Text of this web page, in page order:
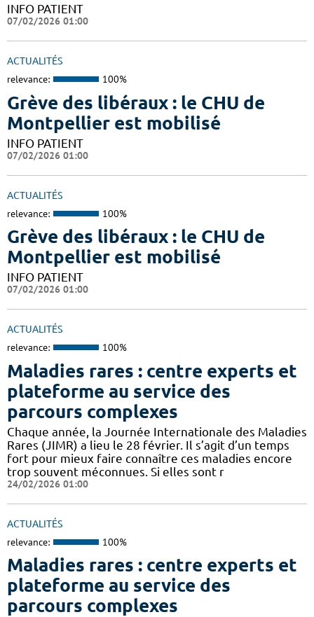
INFO PATIENT
07/02/2026 01:00
ACTUALITÉS
relevance: 100%
Grève des libéraux : le CHU de
Montpellier est mobilisé
INFO PATIENT
07/02/2026 01:00
ACTUALITÉS
relevance: 100%
Grève des libéraux : le CHU de
Montpellier est mobilisé
INFO PATIENT
07/02/2026 01:00
ACTUALITÉS
relevance: 100%
Maladies rares : centre experts et
plateforme au service des
parcours complexes
Chaque année, la Journée Internationale des Maladies
Rares (JIMR) a lieu le 28 février. Il s’agit d’un temps
fort pour mieux faire connaître ces maladies encore
trop souvent méconnues. Si elles sont r
24/02/2026 01:00
ACTUALITÉS
relevance: 100%
Maladies rares : centre experts et
plateforme au service des
parcours complexes